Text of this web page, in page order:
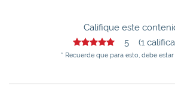
Califique este
5 (1
* Recuerde que para esto, debe